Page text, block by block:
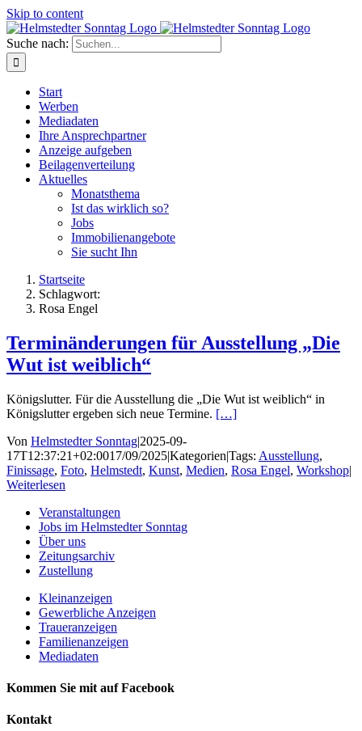
Skip to content
Suche nach:
Start
Werben
Mediadaten
Ihre Ansprechpartner
Anzeige aufgeben
Beilagenverteilung
Aktuelles
Monatsthema
Ist das wirklich so?
Jobs
Immobilienangebote
Sie sucht Ihn
Startseite
Schlagwort:
Rosa Engel
Terminänderungen für Ausstellung „Die
Wut ist weiblich“
Königslutter. Für die Ausstellung die „Die Wut ist weiblich“ in
Königslutter ergeben sich neue Termine. […]
Von Helmstedter Sonntag|2025-09-
17T12:37:21+02:0017/09/2025|Kategorien|Tags: Ausstellung,
Finissage, Foto, Helmstedt, Kunst, Medien, Rosa Engel, Workshop|
Weiterlesen
Veranstaltungen
Jobs im Helmstedter Sonntag
Über uns
Zeitungsarchiv
Zustellung
Kleinanzeigen
Gewerbliche Anzeigen
Traueranzeigen
Familienanzeigen
Mediadaten
Kommen Sie mit auf Facebook
Kontakt